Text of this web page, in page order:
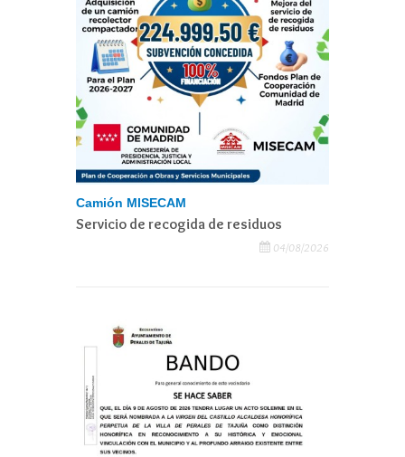
Camión MISECAM
Servicio de recogida de residuos
04/08/2026